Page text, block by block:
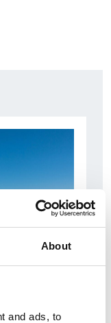
About
and ads, to
la